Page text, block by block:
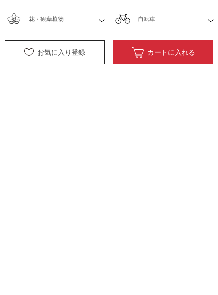
お気に入り登録 カートに入れる
花・観葉植物 自転車
ペット用品 オフィス家具